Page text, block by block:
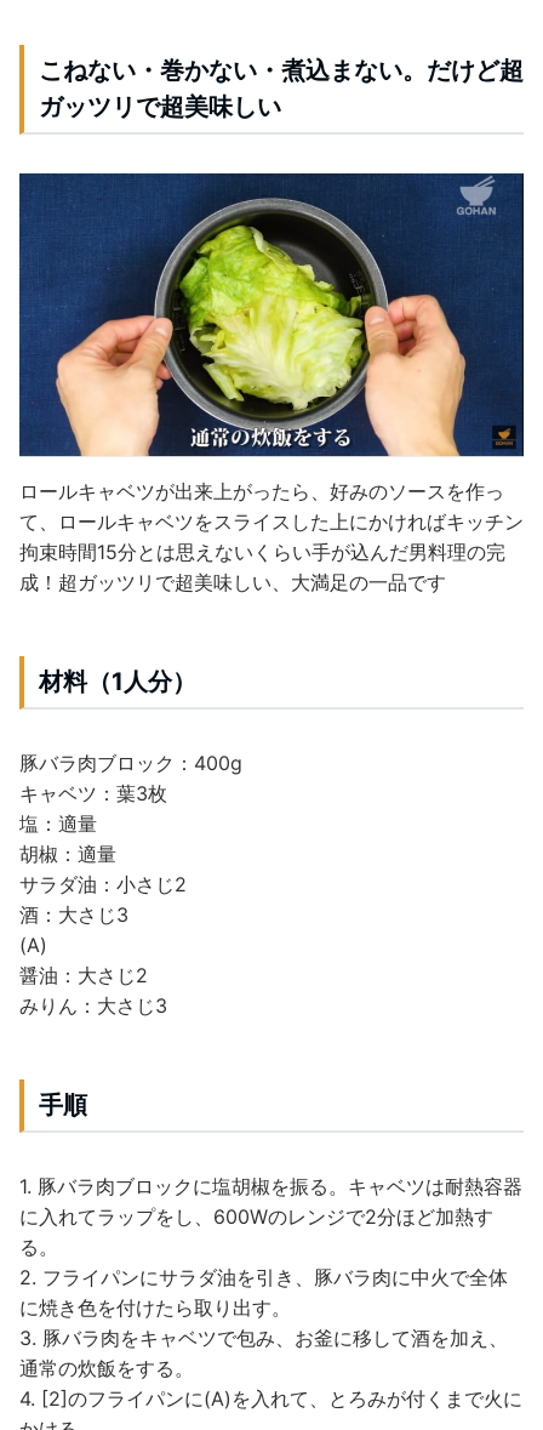
こねない・巻かない・煮込まない。だけど超
ガッツリで超美味しい
ロールキャベツが出来上がったら、好みのソースを作っ
て、ロールキャベツをスライスした上にかければキッチン
拘束時間15分とは思えないくらい手が込んだ男料理の完
成！ 超ガッツリで超美味しい、大満足の一品です
材料（1人分）
豚バラ肉ブロック：400g
キャベツ：葉3枚
塩：適量
胡椒：適量
サラダ油：小さじ2
酒：大さじ3
(A)
醤油：大さじ2
みりん：大さじ3
手順
1. 豚バラ肉ブロックに塩胡椒を振る。キャベツは耐熱容器
に入れてラップをし、600Wのレンジで2分ほど加熱す
る。
2. フライパンにサラダ油を引き、豚バラ肉に中火で全体
に焼き色を付けたら取り出す。
3. 豚バラ肉をキャベツで包み、お釜に移して酒を加え、
通常の炊飯をする。
4. [2]のフライパンに(A)を入れて、とろみが付くまで火に